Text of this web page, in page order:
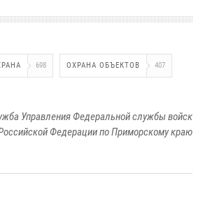
698 ОХРАНА ОБЪЕКТОВ 407
Управления Федеральной службы войск
Федерации по Приморскому краю